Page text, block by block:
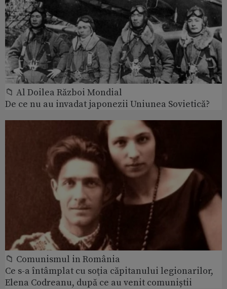
📁 Al Doilea Război Mondial
De ce nu au invadat japonezii Uniunea Sovietică?
📁 Comunismul in România
Ce s-a întâmplat cu soţia căpitanului legionarilor,
Elena Codreanu, după ce au venit comuniștii